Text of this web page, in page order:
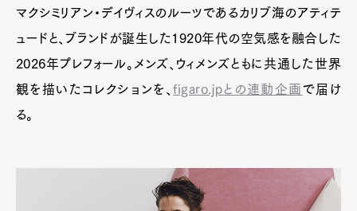
Art&Design Watch
Gourmet Cars
マクシミリアン・デイヴィスのルーツであるカリブ海のアティテ
ュードと、ブランドが誕生した1920年代の空気感を融合した
2026年プレフォール。メンズ、ウィメンズともに共通した世界
観を描いたコレクションを、figaro.jpとの連動企画 で届け
る。